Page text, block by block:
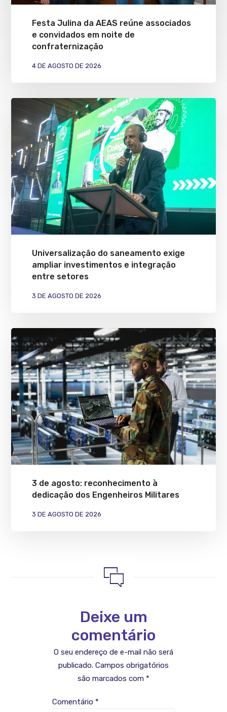
Festa Julina da AEAS reúne associados
e convidados em noite de
confraternização
4 DE AGOSTO DE 2026
Universalização do saneamento exige
ampliar investimentos e integração
entre setores
3 DE AGOSTO DE 2026
3 de agosto: reconhecimento à
dedicação dos Engenheiros Militares
3 DE AGOSTO DE 2026
Deixe um
comentário
O seu endereço de e-mail não será
publicado. Campos obrigatórios
são marcados com *
Comentário *